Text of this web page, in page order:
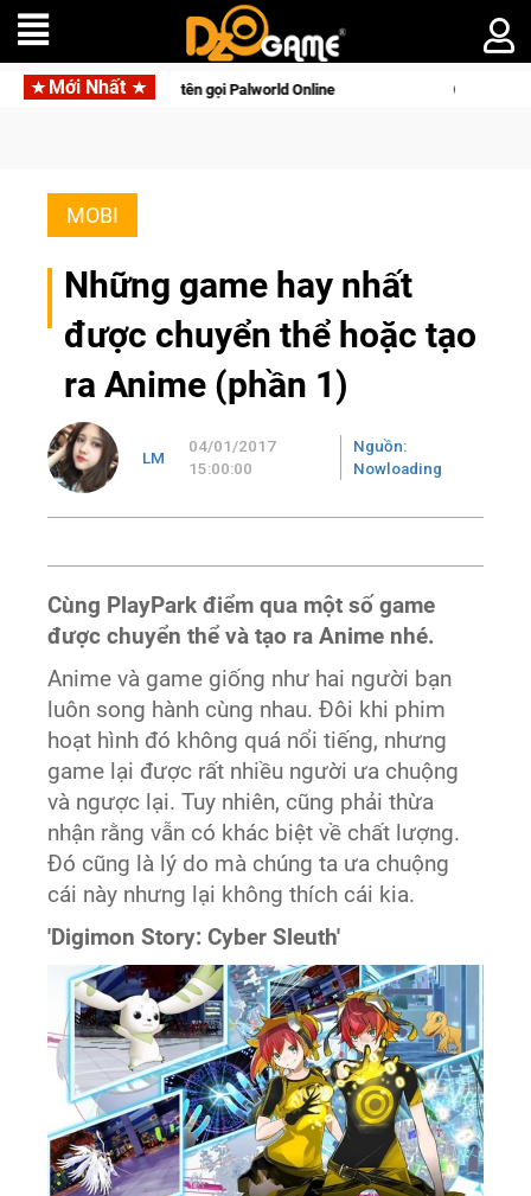
Mới Nhất
tên gọi Palworld Online Gia Nhập Closed Beta Norse
MOBI
Những game hay nhất
được chuyển thể hoặc tạo
ra Anime (phần 1)
LM
04/01/2017
15:00:00
Nguồn:
Nowloading
Cùng PlayPark điểm qua một số game
được chuyển thể và tạo ra Anime nhé.
Anime và game giống như hai người bạn
luôn song hành cùng nhau. Đôi khi phim
hoạt hình đó không quá nổi tiếng, nhưng
game lại được rất nhiều người ưa chuộng
và ngược lại. Tuy nhiên, cũng phải thừa
nhận rằng vẫn có khác biệt về chất lượng.
Đó cũng là lý do mà chúng ta ưa chuộng
cái này nhưng lại không thích cái kia.
'Digimon Story: Cyber Sleuth'